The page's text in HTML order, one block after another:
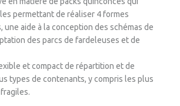
permettant de réaliser 4 formes
aide à la conception des schémas de
des parcs de fardeleuses et de
et compact de répartition et de
types de contenants, y compris les plus